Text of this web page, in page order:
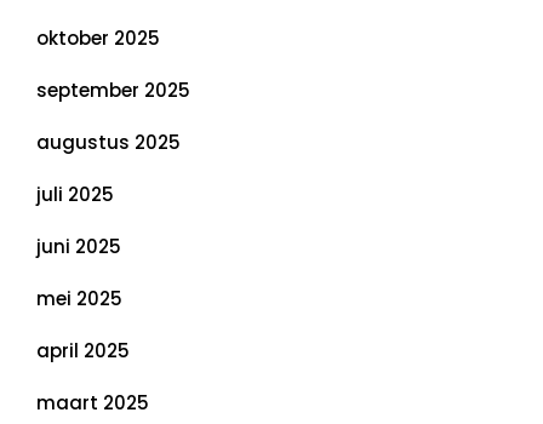
oktober 2025
september 2025
augustus 2025
juli 2025
juni 2025
mei 2025
april 2025
maart 2025